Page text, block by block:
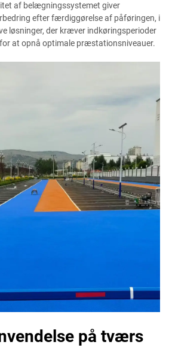
af belægningssystemet giver
efter færdiggørelse af påføringen, i
løsninger, der kræver indkøringsperioder
at opnå optimale præstationsniveauer.
på tværs